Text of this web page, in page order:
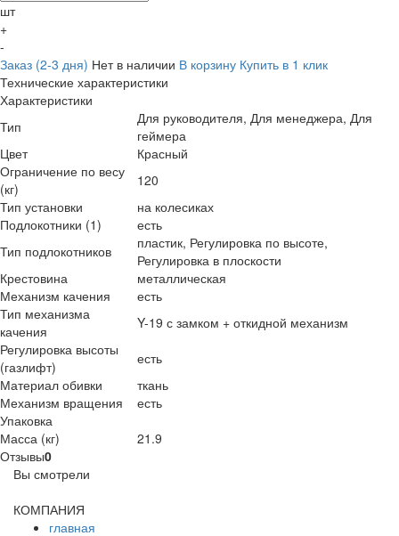
шт
+
-
Заказ (2-3 дня) Нет в наличии В корзину Купить в 1 клик
Технические характеристики
Характеристики
Тип
Для руководителя, Для менеджера, Для
геймера
Цвет
Красный
Ограничение по весу
(кг)
120
Тип установки
на колесиках
Подлокотники (1)
есть
Тип подлокотников
пластик, Регулировка по высоте,
Регулировка в плоскости
Крестовина
металлическая
Механизм качения
есть
Тип механизма
качения
Y-19 с замком + откидной механизм
Регулировка высоты
(газлифт)
есть
Материал обивки
ткань
Механизм вращения
есть
Упаковка
Масса (кг)
21.9
Отзывы0
Вы смотрели
КОМПАНИЯ
главная